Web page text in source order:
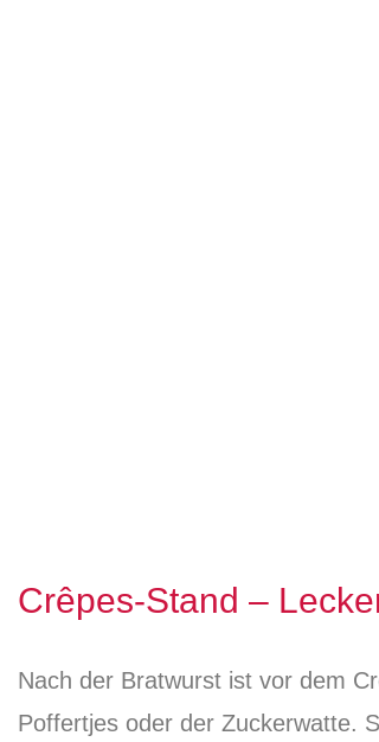
Crêpes-Stand –
Nach der Bratwurst ist vor dem
Poffertjes oder der Zuckerwatte.